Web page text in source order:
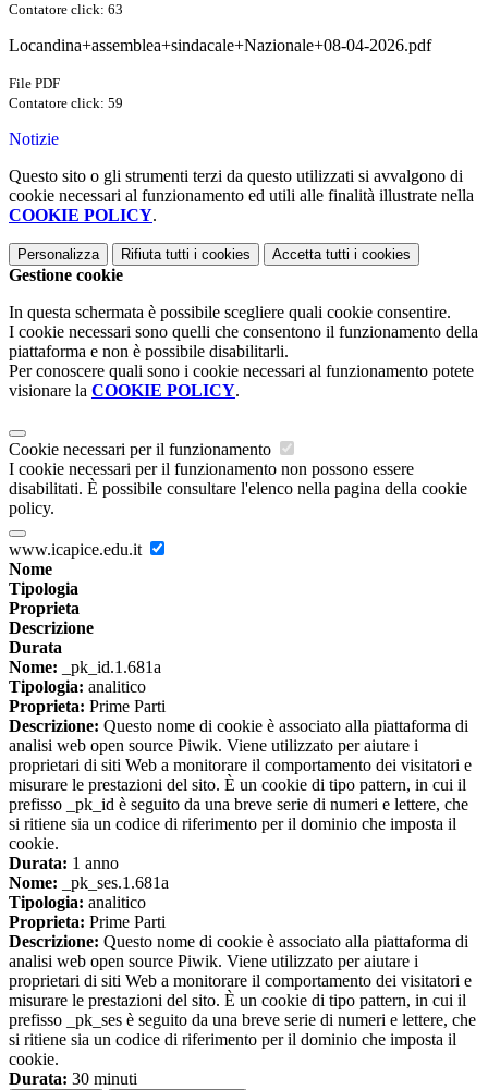
Contatore click: 63
Locandina+assemblea+sindacale+Nazionale+08-04-2026.pdf
File PDF
Contatore click: 59
Notizie
Questo sito o gli strumenti terzi da questo utilizzati si avvalgono di
cookie necessari al funzionamento ed utili alle finalità illustrate nella
COOKIE POLICY.
Personalizza Rifiuta tutti i cookies Accetta tutti i cookies
Gestione cookie
In questa schermata è possibile scegliere quali cookie consentire.
I cookie necessari sono quelli che consentono il funzionamento della
piattaforma e non è possibile disabilitarli.
Per conoscere quali sono i cookie necessari al funzionamento potete
visionare la COOKIE POLICY.
Cookie necessari per il funzionamento
I cookie necessari per il funzionamento non possono essere
disabilitati. È possibile consultare l'elenco nella pagina della cookie
policy.
www.icapice.edu.it
Nome
Tipologia
Proprieta
Descrizione
Durata
Nome: _pk_id.1.681a
Tipologia: analitico
Proprieta: Prime Parti
Descrizione: Questo nome di cookie è associato alla piattaforma di
analisi web open source Piwik. Viene utilizzato per aiutare i
proprietari di siti Web a monitorare il comportamento dei visitatori e
misurare le prestazioni del sito. È un cookie di tipo pattern, in cui il
prefisso _pk_id è seguito da una breve serie di numeri e lettere, che
si ritiene sia un codice di riferimento per il dominio che imposta il
cookie.
Durata: 1 anno
Nome: _pk_ses.1.681a
Tipologia: analitico
Proprieta: Prime Parti
Descrizione: Questo nome di cookie è associato alla piattaforma di
analisi web open source Piwik. Viene utilizzato per aiutare i
proprietari di siti Web a monitorare il comportamento dei visitatori e
misurare le prestazioni del sito. È un cookie di tipo pattern, in cui il
prefisso _pk_ses è seguito da una breve serie di numeri e lettere, che
si ritiene sia un codice di riferimento per il dominio che imposta il
cookie.
Durata: 30 minuti